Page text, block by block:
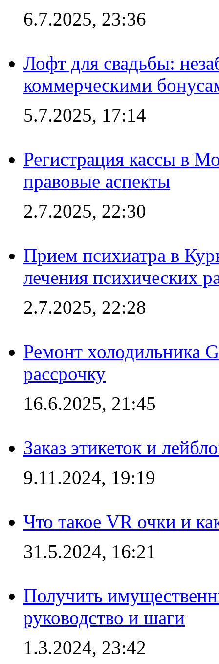
6.7.2025, 23:36
Лофт для свадьбы:
коммерческими
5.7.2025, 17:14
Регистрация кассы в
правовые аспекты
2.7.2025, 22:30
Прием психиатра в
лечения психических
2.7.2025, 22:28
Ремонт холодильника
рассрочку
16.6.2025, 21:45
Заказ этикеток и
9.11.2024, 19:19
Что такое VR очки и
31.5.2024, 16:21
Получить
руководство и шаги
1.3.2024, 23:42